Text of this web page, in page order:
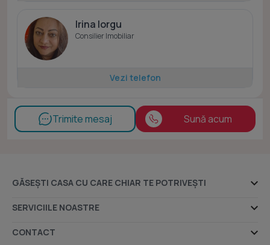
Irina Iorgu
Consilier Imobiliar
Vezi telefon
Trimite mesaj Sună acum
GĂSEȘTI CASA CU CARE CHIAR TE POTRIVEȘTI
Ansambluri rezidențiale
Dezvoltatori imobiliari
SERVICIILE NOASTRE
Despre noi
CONTACT